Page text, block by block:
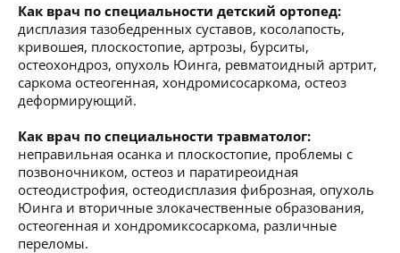
Как врач по специальности детский ортопед:
дисплазия тазобедренных суставов, косолапость,
кривошея, плоскостопие, артрозы, бурситы,
остеохондроз, опухоль Юинга, ревматоидный артрит,
саркома остеогенная, хондромисосаркома, остеоз
деформирующий.
Как врач по специальности травматолог:
неправильная осанка и плоскостопие, проблемы с
позвоночником, остеоз и паратиреоидная
остеодистрофия, остеодисплазия фиброзная, опухоль
Юинга и вторичные злокачественные образования,
остеогенная и хондромиксосаркома, различные
переломы.